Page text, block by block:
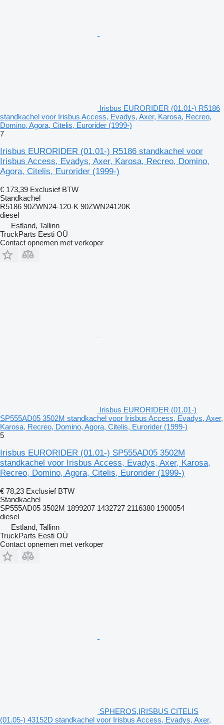
Irisbus EURORIDER (01.01-) R5186
standkachel voor Irisbus Access, Evadys, Axer, Karosa, Recreo,
Domino, Agora, Citelis, Eurorider (1999-)
7
Irisbus EURORIDER (01.01-) R5186 standkachel voor
Irisbus Access, Evadys, Axer, Karosa, Recreo, Domino,
Agora, Citelis, Eurorider (1999-)
€ 173,39 Exclusief BTW
Standkachel
R5186 90ZWN24-120-K 90ZWN24120K
diesel
Estland, Tallinn
TruckParts Eesti OÜ
Contact opnemen met verkoper
Irisbus EURORIDER (01.01-)
SP555AD05 3502M standkachel voor Irisbus Access, Evadys, Axer,
Karosa, Recreo, Domino, Agora, Citelis, Eurorider (1999-)
5
Irisbus EURORIDER (01.01-) SP555AD05 3502M
standkachel voor Irisbus Access, Evadys, Axer, Karosa,
Recreo, Domino, Agora, Citelis, Eurorider (1999-)
€ 78,23 Exclusief BTW
Standkachel
SP555AD05 3502M 1899207 1432727 2116380 1900054
diesel
Estland, Tallinn
TruckParts Eesti OÜ
Contact opnemen met verkoper
SPHEROS,IRISBUS CITELIS
(01.05-) 43152D standkachel voor Irisbus Access, Evadys, Axer,